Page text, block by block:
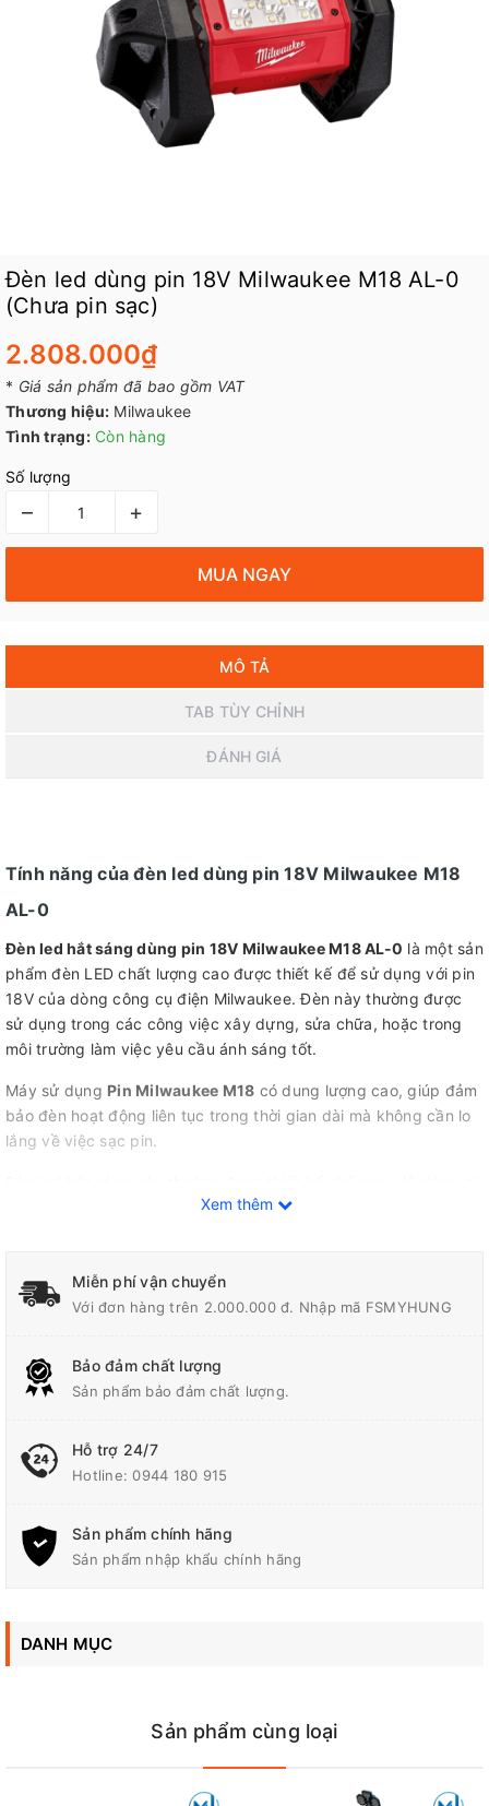
Đèn led dùng pin 18V Milwaukee M18 AL-0
(Chưa pin sạc)
2.808.000₫
* Giá sản phẩm đã bao gồm VAT
Thương hiệu: Milwaukee
Tình trạng: Còn hàng
Số lượng
– +
MUA NGAY
MÔ TẢ
TAB TÙY CHỈNH
ĐÁNH GIÁ
Tính năng của đèn led dùng pin 18V Milwaukee M18
AL-0
Đèn led hắt sáng dùng pin 18V Milwaukee M18 AL-0 là một sản
phẩm đèn LED chất lượng cao được thiết kế để sử dụng với pin
18V của dòng công cụ điện Milwaukee. Đèn này thường được
sử dụng trong các công việc xây dựng, sửa chữa, hoặc trong
môi trường làm việc yêu cầu ánh sáng tốt.
Máy sử dụng Pin Milwaukee M18 có dung lượng cao, giúp đảm
bảo đèn hoạt động liên tục trong thời gian dài mà không cần lo
lắng về việc sạc pin.
chuyển và treo lên nơi làm việc một cách tiện lợi. Ánh sáng LED
Công nghệ TRUEVIEW™ có độ phân giải đầu ra cao cho màu
Sáng hơn tới 30% so với 250 đèn halogen dùng điện
Thời gian vận hành lên tới 10 giờ
Nhiều tính năng treo: Móc treo EMT, Móc treo lỗ khóa, Móc
treo thanh chéo, Móc treo dạng tay cầm
Xem thêm
Miễn phí vận chuyển
Với đơn hàng trên 2.000.000 đ. Nhập mã FSMYHUNG
Bảo đảm chất lượng
Sản phẩm bảo đảm chất lượng.
Hỗ trợ 24/7
Hotline:0944 180 915
Sản phẩm chính hãng
Sản phẩm nhập khẩu chính hãng
DANH MỤC
Sản phẩm cùng loại